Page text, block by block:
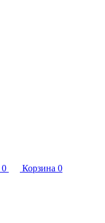
0 Корзина 0